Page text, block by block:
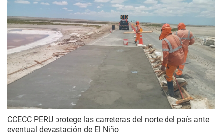
CCECC PERU protege las carreteras del norte del país ante
eventual devastación de El Niño